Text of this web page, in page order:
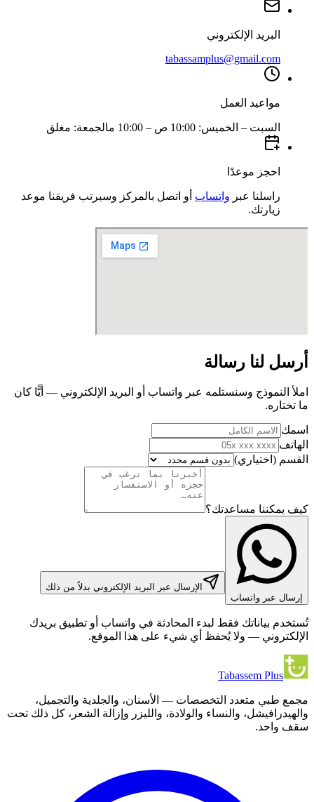
البريد الإلكتروني
tabassamplus@gmail.com
مواعيد العمل
السبت – الخميس: 10:00 ص – 10:00 م الجمعة: مغلق
احجز موعدًا
راسلنا عبر واتساب أو اتصل بالمركز وسيرتب فريقنا موعد
زيارتك.
أرسل لنا رسالة
املأ النموذج وسنستلمه عبر واتساب أو البريد الإلكتروني — أيًّا كان
ما تختاره.
اسمك
الهاتف
القسم (اختياري)
كيف يمكننا مساعدتك؟
إرسال عبر واتساب
الإرسال عبر البريد الإلكتروني بدلاً من ذلك
تُستخدم بياناتك فقط لبدء المحادثة في واتساب أو تطبيق بريدك
الإلكتروني — ولا يُحفظ أي شيء على هذا الموقع.
Tabassem Plus
مجمع طبي متعدد التخصصات — الأسنان، والجلدية والتجميل،
والهيدرافيشل، والنساء والولادة، والليزر وإزالة الشعر، كل ذلك تحت
سقف واحد.